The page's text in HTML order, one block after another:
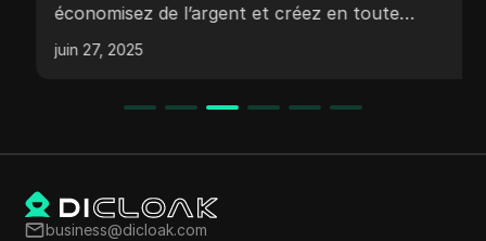
économisez de l’argent et créez en toute
confiance !
juin 27, 2025
business@dicloak.com